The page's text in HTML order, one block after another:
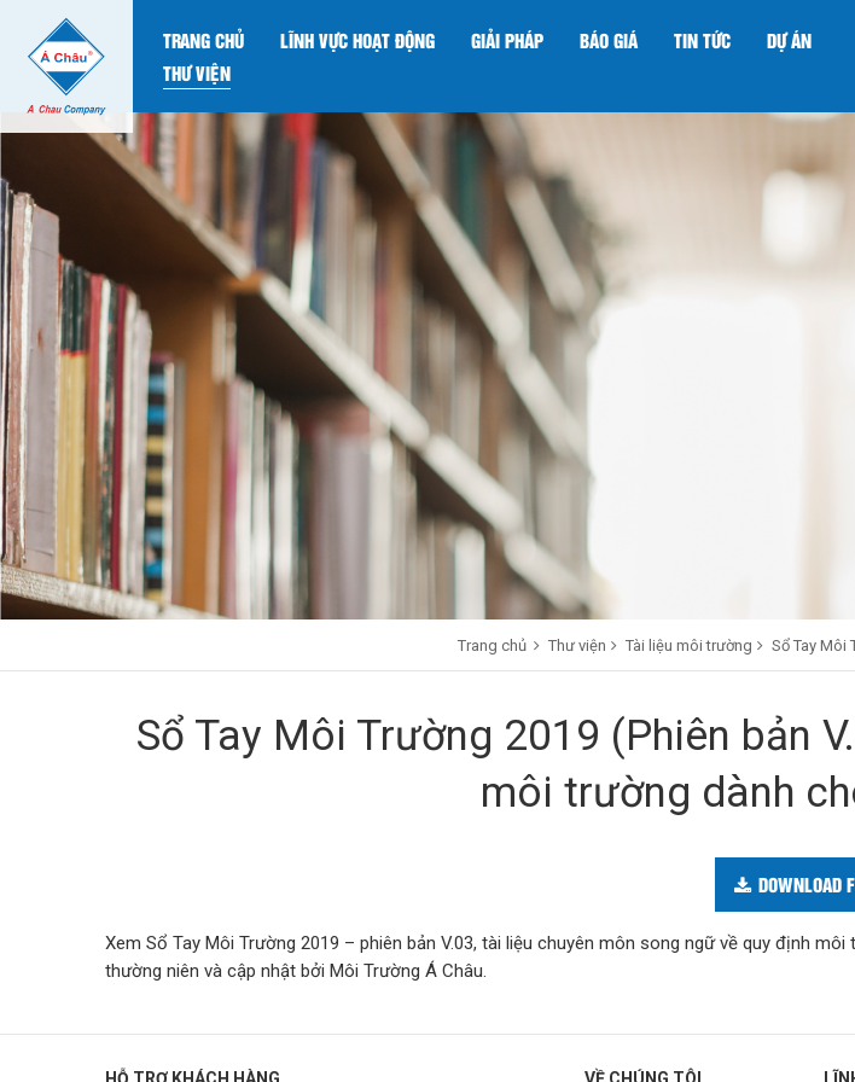
TRANG CHỦ LĨNH VỰC HOẠT ĐỘNG GIẢI PHÁP BÁO GIÁ TIN TỨC
DỰ ÁN
THƯ VIỆN
Trang chủ Thư viện Tài liệu môi trường Sổ Tay Môi
Sổ Tay Môi Trường 2019 (Phiên bản
môi trường dành
DOWNLOAD
Xem Sổ Tay Môi Trường 2019 – phiên bản V.03, tài liệu chuyên môn song ngữ về quy định
thường niên và cập nhật bởi Môi Trường Á Châu.
HỖ TRỢ KHÁCH HÀNG VỀ CHÚNG TÔI